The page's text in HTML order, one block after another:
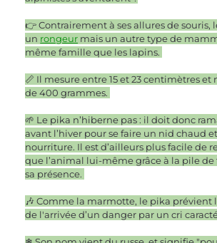
👉 Contrairement à ses allures de souris,
un rongeur mais un autre type de
même famille que les lapins.
📏 Il mesure entre 15 et 23 centimètres et
de 400 grammes.
🌱 Le pika n’hiberne pas : il doit donc
avant l’hiver pour se faire un nid chaud
nourriture. Il est d’ailleurs plus facile de
que l’animal lui-même grâce à la pile
sa présence.
🎶 Comme la marmotte, le pika prévient
de l'arrivée d’un danger par un cri